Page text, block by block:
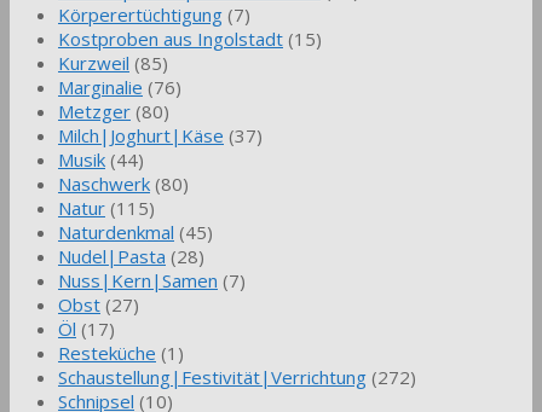
Körperertüchtigung (7)
Kostproben aus Ingolstadt (15)
Kurzweil (85)
Marginalie (76)
Metzger (80)
Milch|Joghurt|Käse (37)
Musik (44)
Naschwerk (80)
Natur (115)
Naturdenkmal (45)
Nudel|Pasta (28)
Nuss|Kern|Samen (7)
Obst (27)
Öl (17)
Resteküche (1)
Schaustellung|Festivität|Verrichtung (272)
Schnipsel (10)